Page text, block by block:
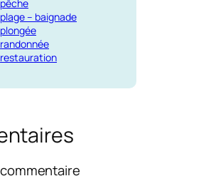
pêche
plage – baignade
plongée
randonnée
restauration